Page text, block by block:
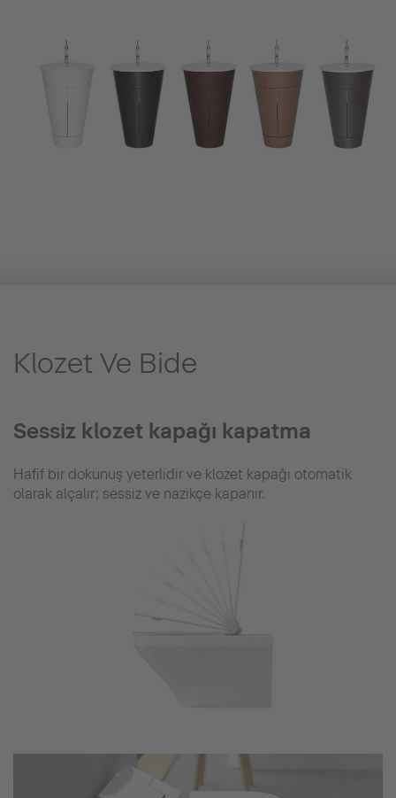
Klozet Ve Bide
Sessiz klozet kapağı kapatma
Hafif bir dokunuş yeterlidir ve klozet kapağı otomatik
olarak alçalır; sessiz ve nazikçe kapanır.